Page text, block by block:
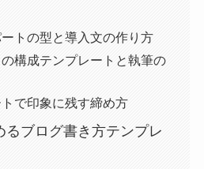
トの型と導入文の作り方
構成テンプレートと執筆の
で印象に残す締め方
るブログ書き方テンプレ